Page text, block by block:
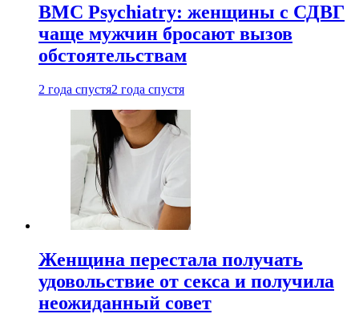
BMC Psychiatry: женщины с СДВГ
чаще мужчин бросают вызов
обстоятельствам
2 года спустя2 года спустя
Женщина перестала получать
удовольствие от секса и получила
неожиданный совет